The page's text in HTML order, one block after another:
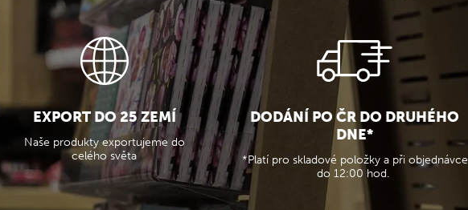
EXPORT DO 25 ZEMÍ
Naše produkty exportujeme do
celého světa
DODÁNÍ PO ČR DO DRUHÉHO
DNE*
*Platí pro skladové položky a při objednávce
do 12:00 hod.